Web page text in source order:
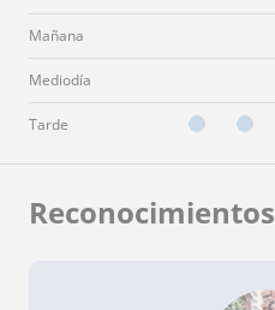
Mañana
Mediodía
Tarde
Reconocimientos